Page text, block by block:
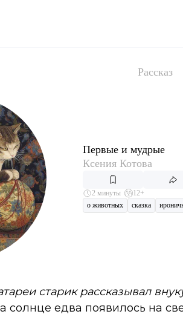
Рассказ
Первые и мудрые
Ксения Котова
2 минуты
12+
о животных
сказка
старик рассказывал
солнце едва появилось на